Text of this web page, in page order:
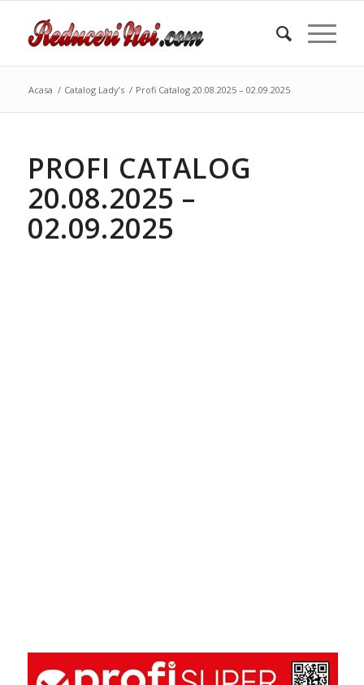
Acasa / Catalog Lady’s / Profi Catalog 20.08.2025 – 02.09.2025
PROFI CATALOG
20.08.2025 –
02.09.2025